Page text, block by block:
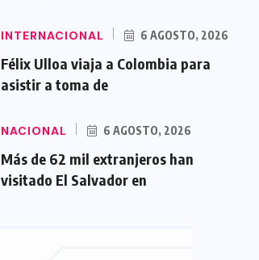
INTERNACIONAL 6 AGOSTO, 2026
Félix Ulloa viaja a Colombia para
asistir a toma de
NACIONAL 6 AGOSTO, 2026
Más de 62 mil extranjeros han
visitado El Salvador en